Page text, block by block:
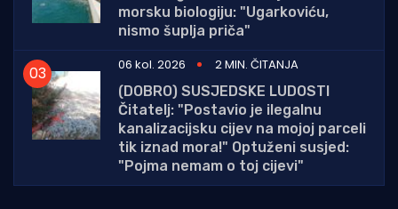
morsku biologiju: "Ugarkoviću,
nismo šuplja priča"
06 kol. 2026
2 MIN. ČITANJA
(DOBRO) SUSJEDSKE LUDOSTI
Čitatelj: "Postavio je ilegalnu
kanalizacijsku cijev na mojoj parceli
tik iznad mora!" Optuženi susjed:
"Pojma nemam o toj cijevi"